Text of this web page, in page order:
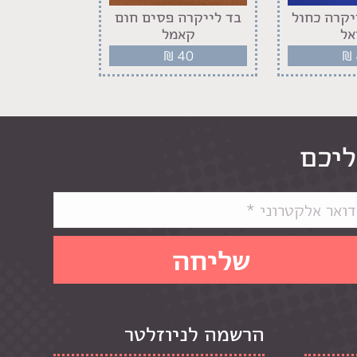
כחול
₪
בד לייקרה פסים חום
קאמל
₪ 40
הרשמה לניוזלטר